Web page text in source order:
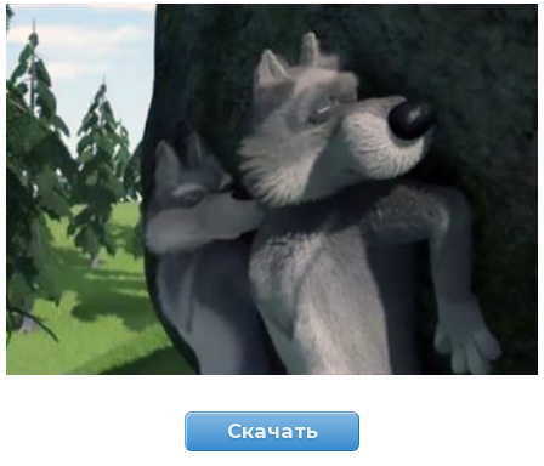
Скачать